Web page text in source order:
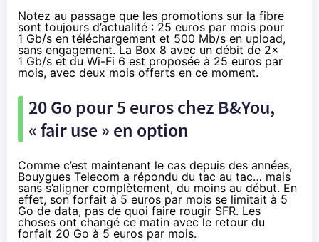
Notez au passage que les promotions sur la fibre
sont toujours d’actualité : 25 euros par mois pour
1 Gb/s en téléchargement et 500 Mb/s en upload,
sans engagement. La Box 8 avec un débit de 2x
1 Gb/s et du Wi-Fi 6 est proposée à 25 euros par
mois, avec deux mois offerts en ce moment.
20 Go pour 5 euros chez B&You,
« fair use » en option
Comme c’est maintenant le cas depuis des années,
Bouygues Telecom a répondu du tac au tac… mais
sans s’aligner complètement, du moins au début. En
effet, son forfait à 5 euros par mois se limitait à 5
Go de data, pas de quoi faire rougir SFR. Les
choses ont changé ce matin avec le retour du
forfait 20 Go à 5 euros par mois.